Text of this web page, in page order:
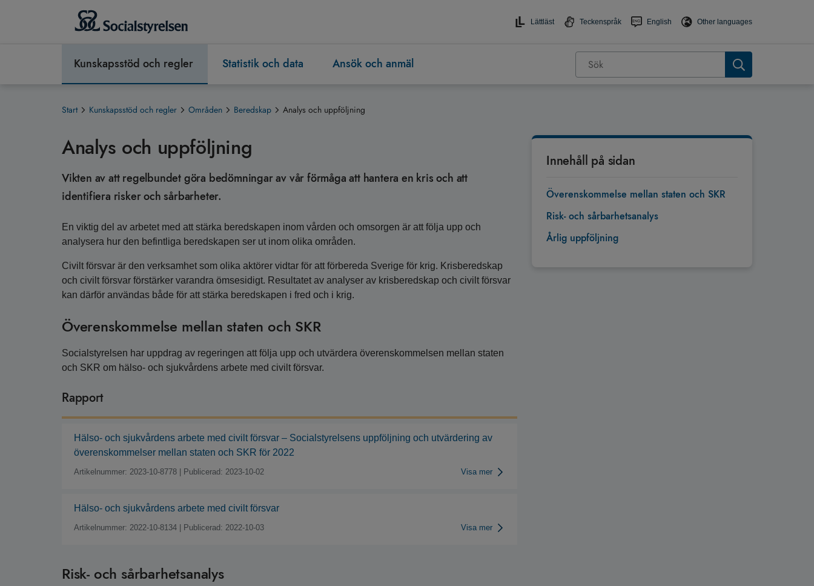
Lättläst Teckenspråk English Other languages
Kunskapsstöd och regler Statistik och data Ansök och anmäl
Start Kunskapsstöd och regler Områden Beredskap Analys och uppföljning
Innehåll på sidan
Överenskommelse mellan staten och SKR
Risk- och sårbarhetsanalys
Årlig uppföljning
Analys och uppföljning
Vikten av att regelbundet göra bedömningar av vår förmåga att hantera en kris och att
identifiera risker och sårbarheter.
En viktig del av arbetet med att stärka beredskapen inom vården och omsorgen är att följa upp och
analysera hur den befintliga beredskapen ser ut inom olika områden.
Civilt försvar är den verksamhet som olika aktörer vidtar för att förbereda Sverige för krig. Krisberedskap
och civilt försvar förstärker varandra ömsesidigt. Resultatet av analyser av krisberedskap och civilt försvar
kan därför användas både för att stärka beredskapen i fred och i krig.
Överenskommelse mellan staten och SKR
Socialstyrelsen har uppdrag av regeringen att följa upp och utvärdera överenskommelsen mellan staten
och SKR om hälso- och sjukvårdens arbete med civilt försvar.
Rapport
Hälso- och sjukvårdens arbete med civilt försvar – Socialstyrelsens uppföljning och utvärdering av
överenskommelser mellan staten och SKR för 2022
Artikelnummer: 2023-10-8778 Publicerad: 2023-10-02 Visa mer
Hälso- och sjukvårdens arbete med civilt försvar
Artikelnummer: 2022-10-8134 Publicerad: 2022-10-03 Visa mer
Risk- och sårbarhetsanalys